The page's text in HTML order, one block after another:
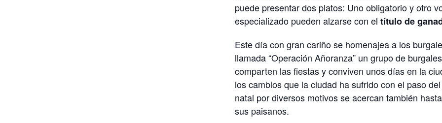
puede presentar dos platos: Uno obligatorio y otro
especializado pueden alzarse con el título de
Este día con gran cariño se homenajea a los
llamada “Operación Añoranza” un grupo de
comparten las fiestas y conviven unos días en la
los cambios que la ciudad ha sufrido con el paso
natal por diversos motivos se acercan también
sus paisanos.